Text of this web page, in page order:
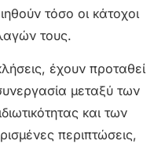
τόσο οι κάτοχοι
τους.
έχουν προταθεί
μεταξύ των
και των
περιπτώσεις,